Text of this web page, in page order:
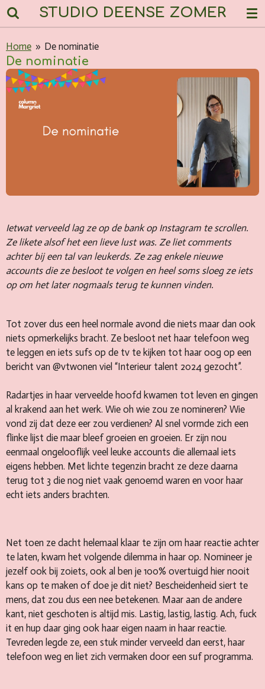
Ga
direct
naar
de
hoofdinhoud
STUDIO DEENSE ZOMER
Home » De nominatie
De nominatie
Ietwat verveeld lag ze op de bank op Instagram te scrollen.
Ze likete alsof het een lieve lust was. Ze liet comments
achter bij een tal van leukerds. Ze zag enkele nieuwe
accounts die ze besloot te volgen en heel soms sloeg ze iets
op om het later nogmaals terug te kunnen vinden.
Tot zover dus een heel normale avond die niets maar dan ook
niets opmerkelijks bracht. Ze besloot net haar telefoon weg
te leggen en iets sufs op de tv te kijken tot haar oog op een
bericht van @vtwonen viel “Interieur talent 2024 gezocht”.
Radartjes in haar verveelde hoofd kwamen tot leven en gingen
al krakend aan het werk. Wie oh wie zou ze nomineren? Wie
vond zij dat deze eer zou verdienen? Al snel vormde zich een
flinke lijst die maar bleef groeien en groeien. Er zijn nou
eenmaal ongelooflijk veel leuke accounts die allemaal iets
eigens hebben. Met lichte tegenzin bracht ze deze daarna
terug tot 3 die nog niet vaak genoemd waren en voor haar
echt iets anders brachten.
Net toen ze dacht helemaal klaar te zijn om haar reactie achter
te laten, kwam het volgende dilemma in haar op. Nomineer je
jezelf ook bij zoiets, ook al ben je 100% overtuigd hier nooit
kans op te maken of doe je dit niet? Bescheidenheid siert te
mens, dat zou dus een nee betekenen. Maar aan de andere
kant, niet geschoten is altijd mis. Lastig, lastig, lastig. Ach, fuck
it en hup daar ging ook haar eigen naam in haar reactie.
Tevreden legde ze, een stuk minder verveeld dan eerst, haar
telefoon weg en liet zich vermaken door een suf programma.